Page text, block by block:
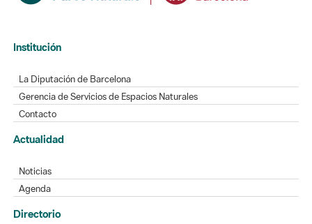
Institución
La Diputación de Barcelona
Gerencia de Servicios de Espacios Naturales
Contacto
Actualidad
Noticias
Agenda
Directorio